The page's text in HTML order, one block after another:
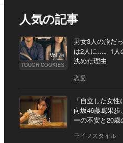
人気の記事
Vol.74
TOUGH COOKIES
男女3人の旅だ
は2人に…。1人
決めた理由
恋愛
「自立した女
向坂46藤嶌果歩
ーの不安と20歳
ライフスタイル